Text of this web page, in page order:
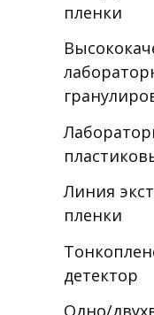
пленки
Линия
пленки
детектор
Одно/